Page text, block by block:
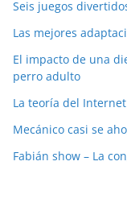
Seis juegos
Las mejores
El impacto de una
perro adulto
La teoría del
Mecánico casi se
Fabián show – La